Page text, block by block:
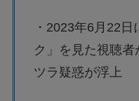
・2023年6月22
ク」を見た視聴
ツラ疑惑が浮上